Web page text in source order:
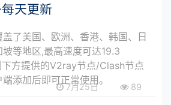
天更新
了美国、欧洲、香港、韩国、日
等地区,最高速度可达19.3
方提供的V2ray节点/Clash节点
添加后即可正常使用。
7月25日 89